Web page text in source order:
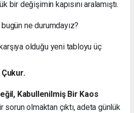
bir değişimin kapısını aralamıştı.
ne durumdayız?
olduğu yeni tabloyu üç
Kabullenilmiş Bir Kaos
sorun olmaktan çıktı, adeta günlük